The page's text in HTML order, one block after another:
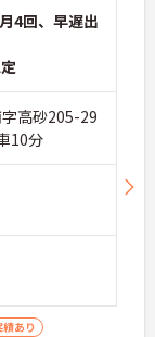
4回、早遅出
高砂205-29
10分
あり